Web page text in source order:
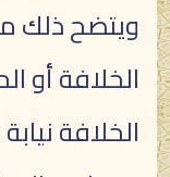
ويتضح ذلك
الخلافة أو
الخلافة